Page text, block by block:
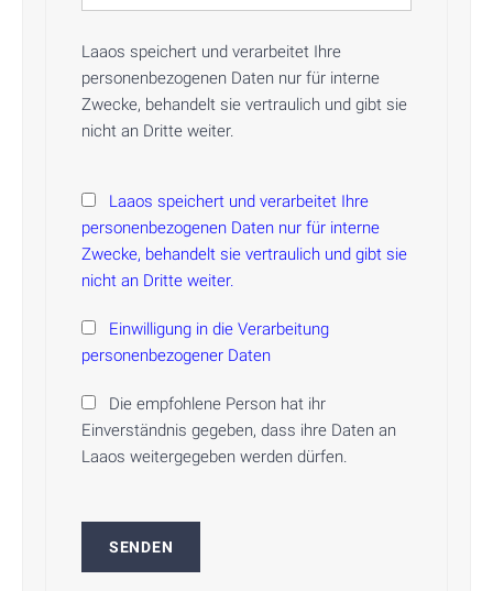
Laaos speichert und verarbeitet Ihre
personenbezogenen Daten nur für interne
Zwecke, behandelt sie vertraulich und gibt sie
nicht an Dritte weiter.
Laaos speichert und verarbeitet Ihre
personenbezogenen Daten nur für interne
Zwecke, behandelt sie vertraulich und gibt sie
nicht an Dritte weiter.
Einwilligung in die Verarbeitung
personenbezogener Daten
Einverständnis gegeben, dass ihre Daten an
Laaos weitergegeben werden dürfen.